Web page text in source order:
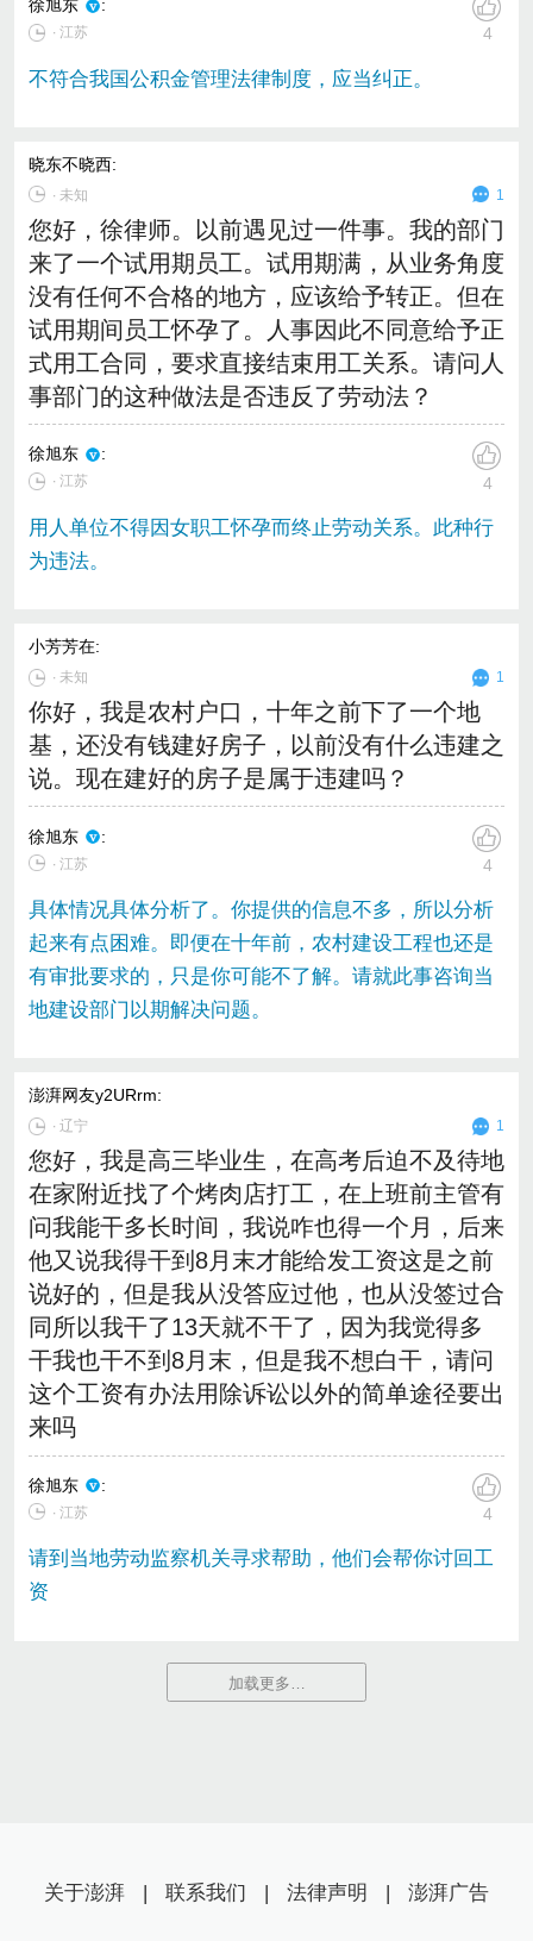
徐旭东 :
∙ 江苏 4
不符合我国公积金管理法律制度，应当纠正。
晓东不晓西:
∙ 未知 1
您好，徐律师。以前遇见过一件事。我的部门
来了一个试用期员工。试用期满，从业务角度
没有任何不合格的地方，应该给予转正。但在
试用期间员工怀孕了。人事因此不同意给予正
式用工合同，要求直接结束用工关系。请问人
事部门的这种做法是否违反了劳动法？
徐旭东 :
∙ 江苏 4
用人单位不得因女职工怀孕而终止劳动关系。此种行
为违法。
小芳芳在:
∙ 未知 1
你好，我是农村户口，十年之前下了一个地
基，还没有钱建好房子，以前没有什么违建之
说。现在建好的房子是属于违建吗？
徐旭东 :
∙ 江苏 4
具体情况具体分析了。你提供的信息不多，所以分析
起来有点困难。即便在十年前，农村建设工程也还是
有审批要求的，只是你可能不了解。请就此事咨询当
地建设部门以期解决问题。
澎湃网友y2URrm:
∙辽宁 1
您好，我是高三毕业生，在高考后迫不及待地
在家附近找了个烤肉店打工，在上班前主管有
问我能干多长时间，我说咋也得一个月，后来
他又说我得干到8月末才能给发工资这是之前
说好的，但是我从没答应过他，也从没签过合
同所以我干了13天就不干了，因为我觉得多
干我也干不到8月末，但是我不想白干，请问
这个工资有办法用除诉讼以外的简单途径要出
来吗
徐旭东 :
∙ 江苏 4
请到当地劳动监察机关寻求帮助，他们会帮你讨回工
资
加载更多…
关于澎湃 | 联系我们 | 法律声明 | 澎湃广告